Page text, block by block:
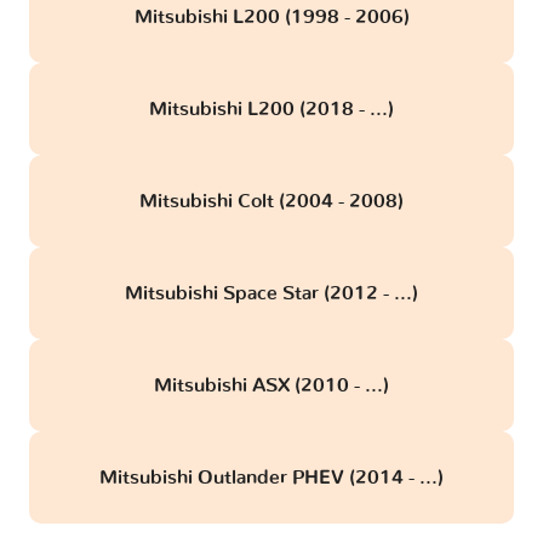
Mitsubishi L200 (1998 - 2006)
Mitsubishi L200 (2018 - ...)
Mitsubishi Colt (2004 - 2008)
Mitsubishi Space Star (2012 - ...)
Mitsubishi ASX (2010 - ...)
Mitsubishi Outlander PHEV (2014 - ...)